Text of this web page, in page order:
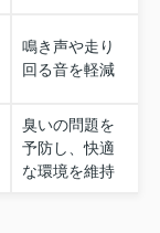
鳴き声や走り
回る音を軽減
臭いの問題を
予防し、快適
な環境を維持